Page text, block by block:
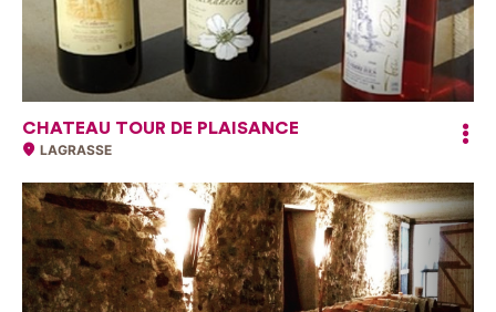
CHATEAU TOUR DE PLAISANCE
LAGRASSE